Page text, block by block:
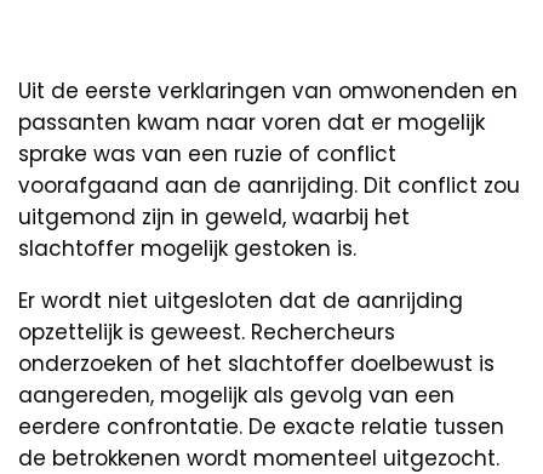
Uit de eerste verklaringen van omwonenden en
passanten kwam naar voren dat er mogelijk
sprake was van een ruzie of conflict
voorafgaand aan de aanrijding. Dit conflict zou
uitgemond zijn in geweld, waarbij het
slachtoffer mogelijk gestoken is.
Er wordt niet uitgesloten dat de aanrijding
opzettelijk is geweest. Rechercheurs
onderzoeken of het slachtoffer doelbewust is
aangereden, mogelijk als gevolg van een
eerdere confrontatie. De exacte relatie tussen
de betrokkenen wordt momenteel uitgezocht.